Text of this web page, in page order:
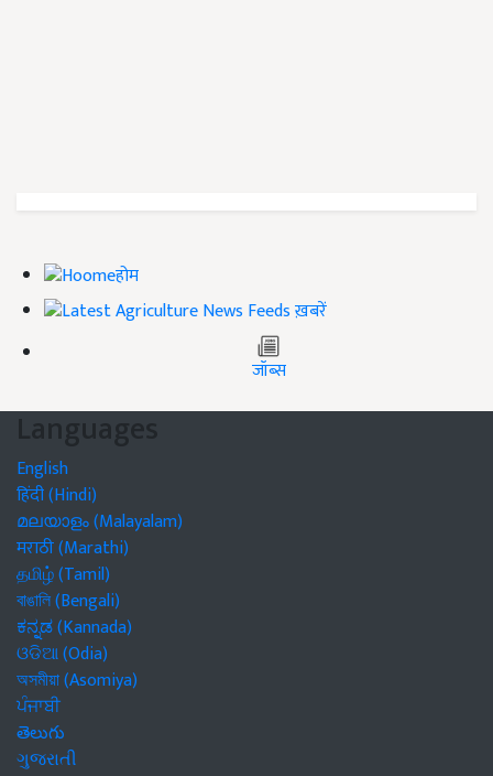
होम
ख़बरें
जॉब्स
Languages
English
हिंदी (Hindi)
മലയാളം (Malayalam)
मराठी (Marathi)
தமிழ் (Tamil)
বাঙালি (Bengali)
ಕನ್ನಡ (Kannada)
ଓଡିଆ (Odia)
অসমীয়া (Asomiya)
ਪੰਜਾਬੀ
తెలుగు
ગુજરાતી